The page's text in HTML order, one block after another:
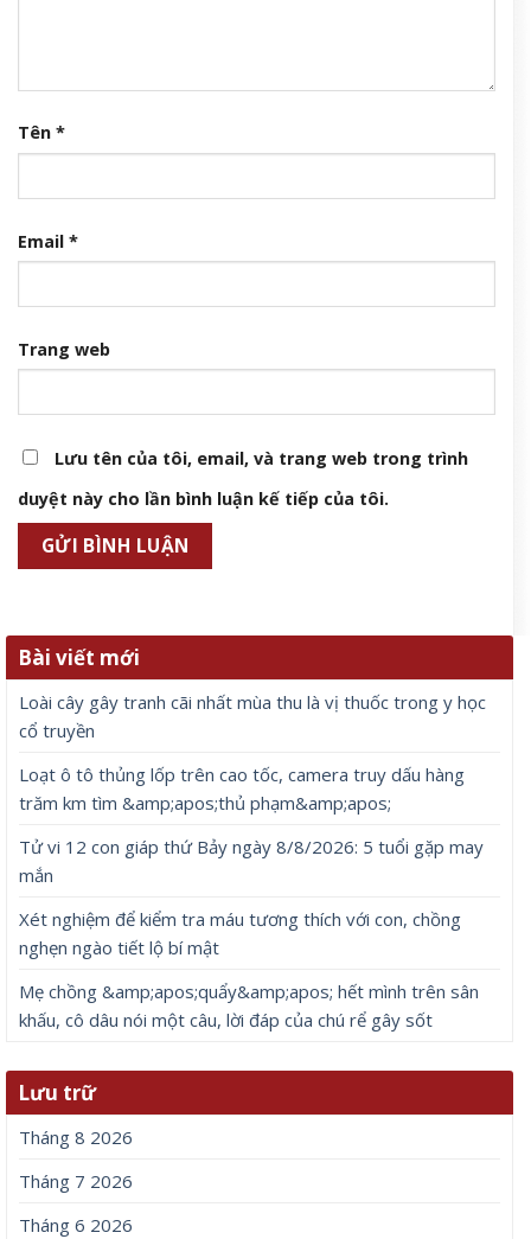
Tên *
Email *
Trang web
Lưu tên của tôi, email, và trang web trong trình
duyệt này cho lần bình luận kế tiếp của tôi.
Bài viết mới
Loài cây gây tranh cãi nhất mùa thu là vị thuốc trong y học
cổ truyền
Loạt ô tô thủng lốp trên cao tốc, camera truy dấu hàng
trăm km tìm &amp;apos;thủ phạm&amp;apos;
Tử vi 12 con giáp thứ Bảy ngày 8/8/2026: 5 tuổi gặp may
mắn
Xét nghiệm để kiểm tra máu tương thích với con, chồng
nghẹn ngào tiết lộ bí mật
Mẹ chồng &amp;apos;quẩy&amp;apos; hết mình trên sân
khấu, cô dâu nói một câu, lời đáp của chú rể gây sốt
Lưu trữ
Tháng 8 2026
Tháng 7 2026
Tháng 6 2026